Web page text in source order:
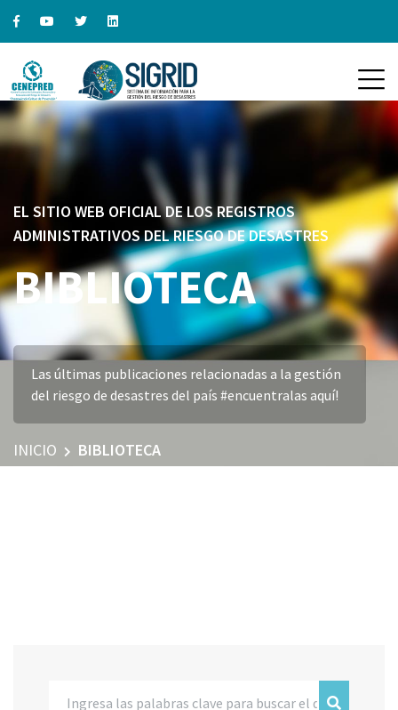
EL SITIO WEB OFICIAL DE LOS REGISTROS
ADMINISTRATIVOS DEL RIESGO DE DESASTRES
BIBLIOTECA
Las últimas publicaciones relacionadas a la gestión
del riesgo de desastres del país #encuentralas aquí!
INICIO BIBLIOTECA